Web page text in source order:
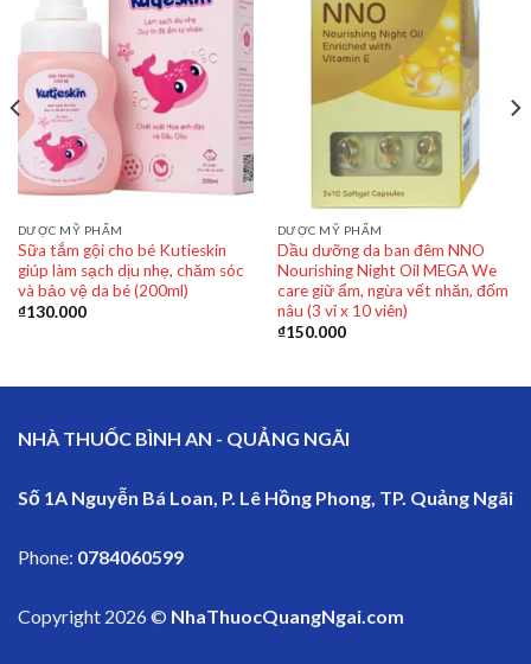
DƯỢC MỸ PHẨM
Sữa tắm gội cho bé Kutieskin
giúp làm sạch dịu nhẹ, chăm sóc
và bảo vệ da bé (200ml)
₫130.000
DƯỢC MỸ PHẨM
Dầu dưỡng da ban đêm NNO
Nourishing Night Oil MEGA We
care giữ ẩm, ngừa vết nhăn, đốm
nâu (3 vỉ x 10 viên)
₫150.000
NHÀ THUỐC BÌNH AN - QUẢNG NGÃI
Số 1A Nguyễn Bá Loan, P. Lê Hồng Phong, TP. Quảng Ngãi
Phone: 0784060599
Copyright 2026 © NhaThuocQuangNgai.com